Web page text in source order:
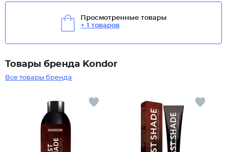
Просмотренные товары
+ 1 товаров
Товары бренда Kondor
Все товары бренда